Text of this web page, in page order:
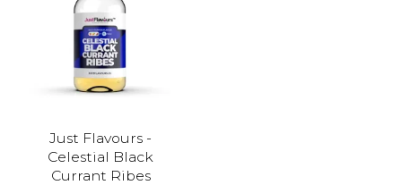
Just Flavours -
Celestial Black
Currant Ribes